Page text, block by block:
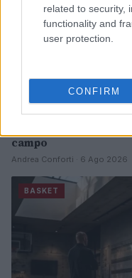
related to security,
functionality and
user protection.
CONFIRM
campo
Andrea Conforti · 6 Ago 2026
BASKET